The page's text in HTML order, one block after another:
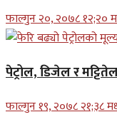
फाल्गुन २०, २०७८ १२;२०
पेट्रोल, डिजेल र
फाल्गुन १९, २०७८ २१;३८